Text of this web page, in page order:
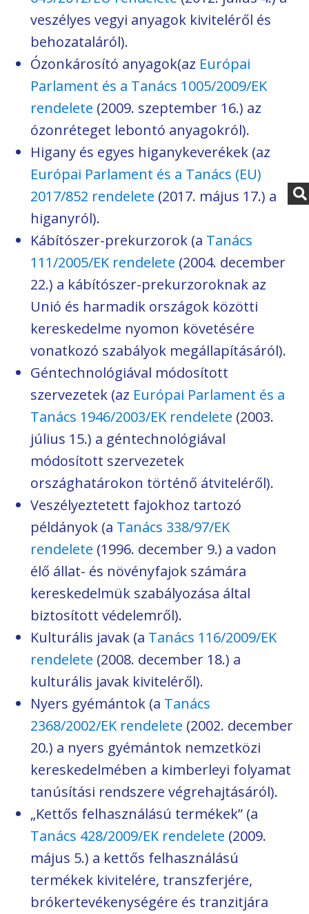
veszélyes vegyi anyagok kiviteléről és
behozataláról).
Ózonkárosító anyagok(az Európai
Parlament és a Tanács 1005/2009/EK
rendelete (2009. szeptember 16.) az
ózonréteget lebontó anyagokról).
Higany és egyes higanykeverékek (az
Európai Parlament és a Tanács (EU)
2017/852 rendelete (2017. május 17.) a
higanyról).
Kábítószer-prekurzorok (a Tanács
111/2005/EK rendelete (2004. december
22.) a kábítószer-prekurzoroknak az
Unió és harmadik országok közötti
kereskedelme nyomon követésére
vonatkozó szabályok megállapításáról).
Géntechnológiával módosított
szervezetek (az Európai Parlament és a
Tanács 1946/2003/EK rendelete (2003.
július 15.) a géntechnológiával
módosított szervezetek
országhatárokon történő átviteléről).
Veszélyeztetett fajokhoz tartozó
példányok (a Tanács 338/97/EK
rendelete (1996. december 9.) a vadon
élő állat- és növényfajok számára
kereskedelmük szabályozása által
biztosított védelemről).
Kulturális javak (a Tanács 116/2009/EK
rendelete (2008. december 18.) a
kulturális javak kiviteléről).
Nyers gyémántok (a Tanács
2368/2002/EK rendelete (2002. december
20.) a nyers gyémántok nemzetközi
kereskedelmében a kimberleyi folyamat
tanúsítási rendszere végrehajtásáról).
„Kettős felhasználású termékek” (a
Tanács 428/2009/EK rendelete (2009.
május 5.) a kettős felhasználású
termékek kivitelére, transzferjére,
brókertevékenységére és tranzitjára